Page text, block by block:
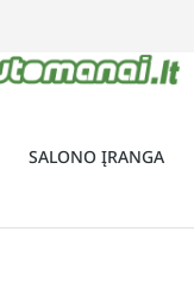
SALONO ĮRANGA